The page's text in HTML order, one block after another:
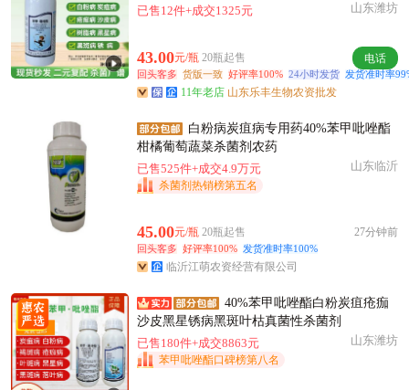
已售12件+成交1325元
山东潍坊
43.00元/瓶 20瓶起售 电话
回头客多 货版一致 好评率100% 24小时发货 发货准时率
11年老店 山东乐丰生物农资批发
白粉病炭疽病专用药40%苯甲吡唑酯
柑橘葡萄蔬菜杀菌剂农药
已售525件+成交4.9万元
山东临沂
杀菌剂热销榜第五名
45.00元/瓶 20瓶起售 27分钟前
回头客多 好评率100% 发货准时率100%
临沂江萌农资经营有限公司
40%苯甲吡唑酯白粉炭疽疮痂
沙皮黑星锈病黑斑叶枯真菌性杀菌剂
已售180件+成交8863元
山东潍坊
苯甲吡唑酯口碑榜第八名